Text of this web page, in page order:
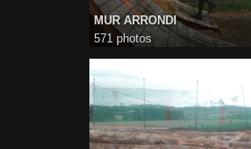
MUR ARRONDI
571 photos